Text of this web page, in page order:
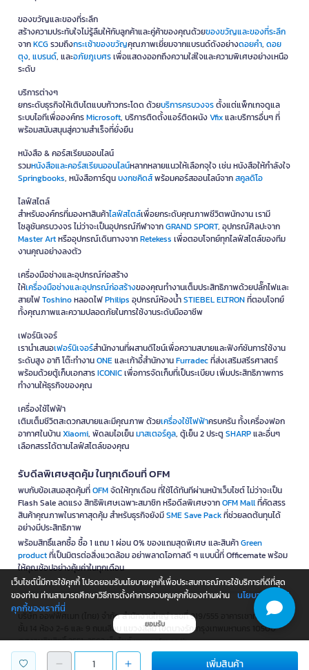
เพิ่มสินค้า
ของขวัญและของที่ระลึก
สร้างความประทับใจไม่รู้ลืมให้กับลูกค้าและคู่ค้าของคุณด้วยของขวัญและของที่ระลึก
จากKCGรวมถึงกระเช้าของขวัญคุณภาพเยี่ยมจากแบรนด์ดังอย่างดอยคำ, ดอย
ตุง, แบรนด์, และอภัยภูเบศรเพื่อแสดงออกถึงความใส่ใจและความพิเศษอย่างเหนือ
ระดับ
บริการต่างๆ
ยกระดับธุรกิจให้เติบโตแบบก้าวกระโดด ด้วยบริการครบวงจรตั้งแต่แพ็กเกจดูแล
ระบบไอทีเพื่อองค์กรMicrosoft, บริการติดตั้งแอร์ติดผนังVfixและบริการอื่นๆ ที่
พร้อมสนับสนุนสู่ความสำเร็จที่ยั่งยืน
หนังสือ & คอร์สเรียนออนไลน์
รวมหนังสือและคอร์สเรียนออนไลน์หลากหลายแนวให้เลือกจุใจ เช่น หนังสือให้กำลังใจ
Springbooks, หนังสือการ์ตูนบงกชคิดส์พร้อมคอร์สออนไลน์จากสคูลดิโอ
ไลฟ์สไตล์
สำหรับองค์กรที่มองหาสินค้าไลฟ์สไตล์เพื่อยกระดับคุณภาพชีวิตพนักงาน เรามี
โซลูชันครบวงจร ไม่ว่าจะเป็นอุปกรณ์กีฬาจากGRAND SPORT, อุปกรณ์ศิลปะจาก
Master Artหรืออุปกรณ์เดินทางจากRetekess เพื่อตอบโจทย์ทุกไลฟ์สไตล์ของทีม
งานคุณอย่างลงตัว
เครื่องมือช่างและอุปกรณ์ก่อสร้าง
ให้เครื่องมือช่างและอุปกรณ์ก่อสร้างของคุณทำงานเต็มประสิทธิภาพด้วยปลั๊กไฟและ
สายไฟToshinoหลอดไฟPhilips อุปกรณ์ห้องน้ำSTIEBEL ELTRONที่ตอบโจทย์
ทั้งคุณภาพและความปลอดภัยในการใช้งานระดับมืออาชีพ
เฟอร์นิเจอร์
เรานำเสนอเฟอร์นิเจอร์สำนักงานที่ผสานดีไซน์เพื่อความสบายและฟังก์ชันการใช้งาน
ระดับสูง อาทิ โต๊ะทำงานONEและเก้าอี้สำนักงานFurradecที่ส่งเสริมสรีรศาสตร์
พร้อมด้วยตู้เก็บเอกสารICONICเพื่อการจัดเก็บที่เป็นระเบียบ เพิ่มประสิทธิภาพการ
ทำงานให้ธุรกิจของคุณ
เครื่องใช้ไฟฟ้า
เติมเต็มชีวิตสะดวกสบายและมีคุณภาพ ด้วยเครื่องใช้ไฟฟ้าครบครัน ทั้งเครื่องฟอก
อากาศในบ้านXiaomi, พัดลมไอเย็นมาสเตอร์คูล, ตู้เย็น 2 ประตูSHARPและอื่นๆ
เลือกสรรได้ตามไลฟ์สไตล์ของคุณ
รับดีลพิเศษสุดคุ้ม ในทุกเดือนที่ OFM
พบกับข้อเสนอสุดคุ้มที่OFMจัดให้ทุกเดือน ที่ใช้ได้ทันทีผ่านหน้าเว็บไซต์ ไม่ว่าจะเป็น
Flash Sale ลดแรง สิทธิพิเศษเฉพาะสมาชิก หรือดีลพิเศษจากOFM Mallที่คัดสรร
สินค้าคุณภาพในราคาสุดคุ้ม สำหรับธุรกิจยังมีSME Save Packที่ช่วยลดต้นทุนได้
อย่างมีประสิทธิภาพ
พร้อมสิทธิ์แลกซื้อ ซื้อ 1 แถม 1 ผ่อน 0% ของแถมสุดพิเศษ และสินค้าGreen
productที่เป็นมิตรต่อสิ่งแวดล้อม อย่าพลาดโอกาสดี ๆ แบบนี้ที่ Officemate พร้อม
ให้คุณช้อปอย่างคุ้มค่าในทุกเดือน
บริษัท ออฟฟิศเมท (ไทย) จำกัด สำนักงานใหญ่ เลขที่ 919/555 อาคารเซาท์ทาวเวอร์
ชั้น 14 ห้อง 2-6 และ 9 ถนนสีลม แขวงสีลม เขตบางรัก กรุงเทพมหานคร 10500
@สงวนลิขสิทธิ์ 2551-2562 เว็บไซต์ www.ofm.co.th​
เลขทะเบียนพาณิชย์อิเล็กทรอนิกส์ : 7100603000780
เว็บไซต์นี้มีการใช้คุกกี้ โปรดยอมรับนโยบายคุกกี้เพื่อประสบการณ์การใช้บริการที่ดีที่สุด
ของท่าน ท่านสามารถศึกษาวิธีการตั้งค่าการควบคุมคุกกี้ของท่านผ่าน
นโยบายการใช้
คุกกี้ของเราที่นี่
ยอมรับ